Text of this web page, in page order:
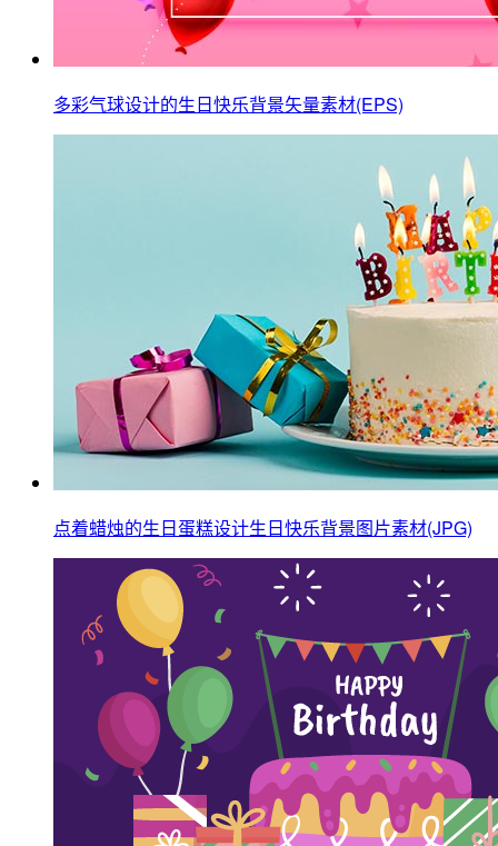
多彩气球设计的生日快乐背景矢量素材(EPS)
点着蜡烛的生日蛋糕设计生日快乐背景图片素材(JPG)